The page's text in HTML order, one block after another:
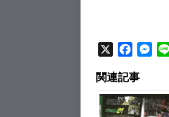
c
e
b
M
s
e
関連記事